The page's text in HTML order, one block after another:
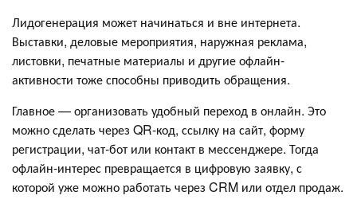
Лидогенерация может начинаться и вне интернета.
Выставки, деловые мероприятия, наружная реклама,
листовки, печатные материалы и другие офлайн-
активности тоже способны приводить обращения.
Главное — организовать удобный переход в онлайн. Это
можно сделать через QR-код, ссылку на сайт, форму
регистрации, чат-бот или контакт в мессенджере. Тогда
офлайн-интерес превращается в цифровую заявку, с
которой уже можно работать через CRM или отдел продаж.